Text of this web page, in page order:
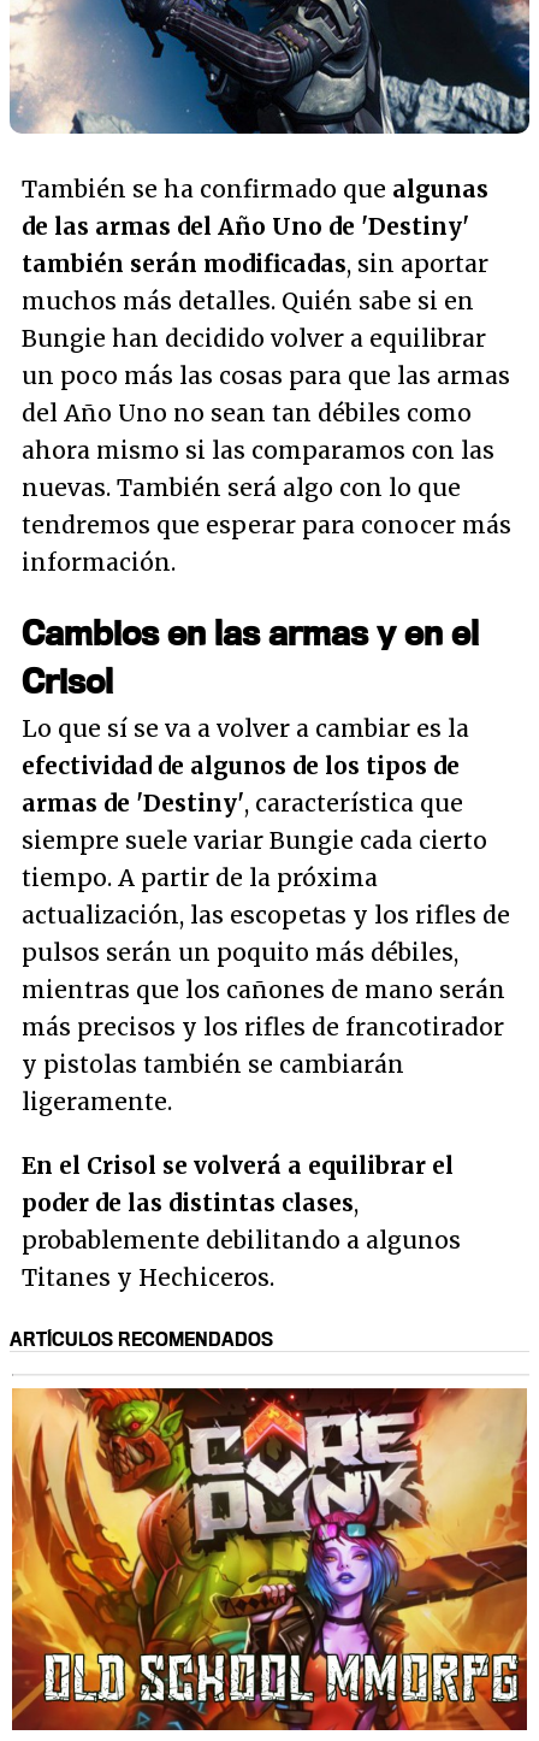
También se ha confirmado que algunas
de las armas del Año Uno de 'Destiny'
también serán modificadas, sin aportar
muchos más detalles. Quién sabe si en
Bungie han decidido volver a equilibrar
un poco más las cosas para que las armas
del Año Uno no sean tan débiles como
ahora mismo si las comparamos con las
nuevas. También será algo con lo que
tendremos que esperar para conocer más
información.
Cambios en las armas y en el
Crisol
Lo que sí se va a volver a cambiar es la
efectividad de algunos de los tipos de
armas de 'Destiny', característica que
siempre suele variar Bungie cada cierto
tiempo. A partir de la próxima
actualización, las escopetas y los rifles de
pulsos serán un poquito más débiles,
mientras que los cañones de mano serán
más precisos y los rifles de francotirador
y pistolas también se cambiarán
ligeramente.
En el Crisol se volverá a equilibrar el
poder de las distintas clases,
probablemente debilitando a algunos
Titanes y Hechiceros.
ARTÍCULOS RECOMENDADOS